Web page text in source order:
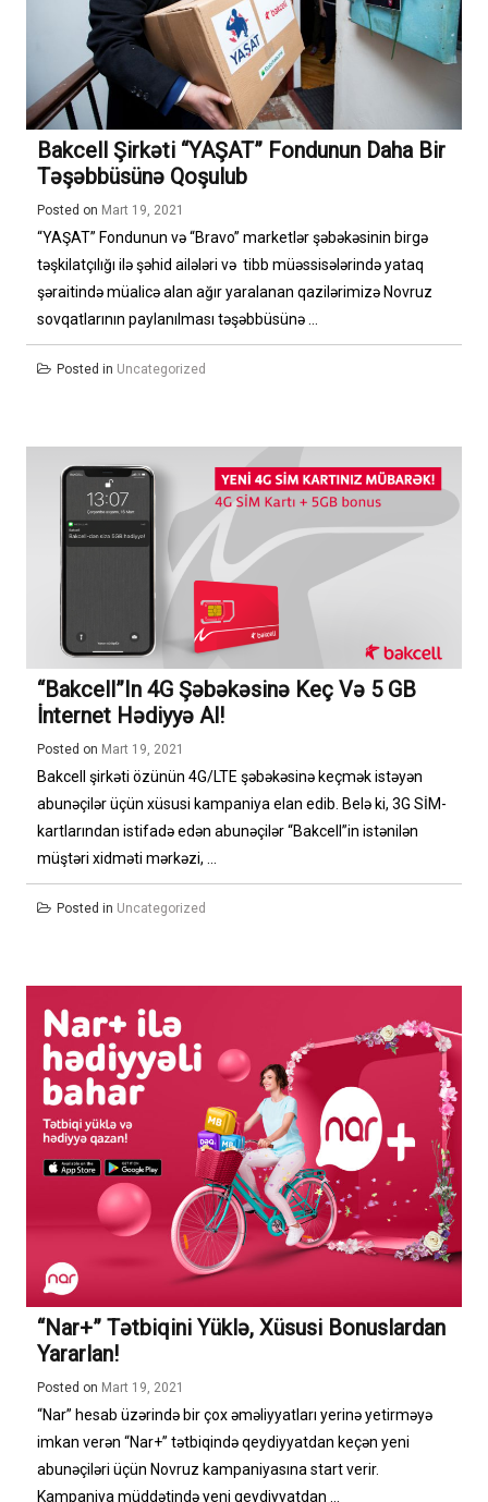
Bakcell Şirkəti “YAŞAT” Fondunun Daha Bir
Təşəbbüsünə Qoşulub
Posted on Mart 19, 2021
“YAŞAT” Fondunun və “Bravo” marketlər şəbəkəsinin birgə
təşkilatçılığı ilə şəhid ailələri və tibb müəssisələrində yataq
şəraitində müalicə alan ağır yaralanan qazilərimizə Novruz
sovqatlarının paylanılması təşəbbüsünə ...
Posted in Uncategorized
“Bakcell”in 4G Şəbəkəsinə Keç Və 5 GB
İnternet Hədiyyə Al!
Posted on Mart 19, 2021
Bakcell şirkəti özünün 4G/LTE şəbəkəsinə keçmək istəyən
abunəçilər üçün xüsusi kampaniya elan edib. Belə ki, 3G SİM-
kartlarından istifadə edən abunəçilər “Bakcell”in istənilən
müştəri xidməti mərkəzi, ...
Posted in Uncategorized
“Nar+” Tətbiqini Yüklə, Xüsusi Bonuslardan
Yararlan!
Posted on Mart 19, 2021
“Nar” hesab üzərində bir çox əməliyyatları yerinə yetirməyə
imkan verən “Nar+” tətbiqində qeydiyyatdan keçən yeni
abunəçiləri üçün Novruz kampaniyasına start verir.
Kampaniya müddətində yeni qeydiyyatdan ...